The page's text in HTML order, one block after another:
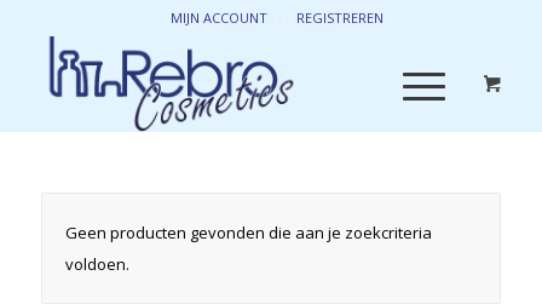
MIJN ACCOUNT REGISTREREN
Geen producten gevonden die aan je zoekcriteria
voldoen.